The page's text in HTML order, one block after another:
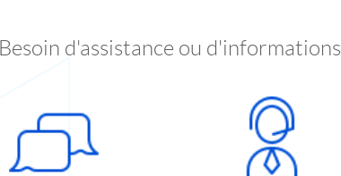
Besoin d'assistance ou d'informations